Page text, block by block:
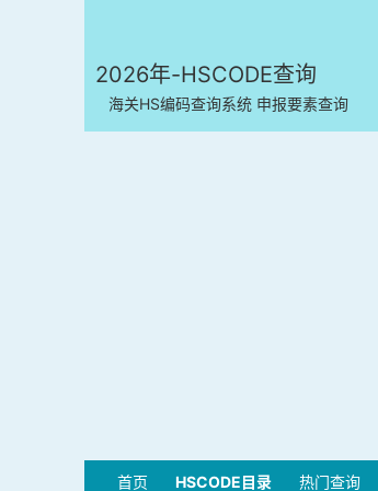
2026年-HSCODE查询
海关HS编码查询系统 申报要素查询
首页 HSCODE目录 热门查询